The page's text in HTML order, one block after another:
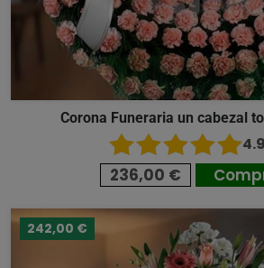
Corona Funeraria un cabezal
236,00 €
242,00 €